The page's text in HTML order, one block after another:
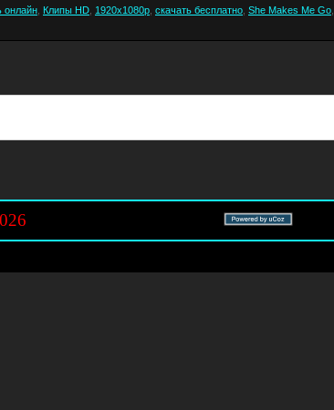
онлайн, Клипы HD, 1920x1080p, скачать бесплатно, She Makes Me Go,